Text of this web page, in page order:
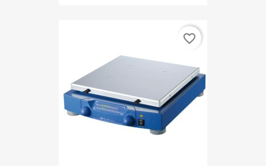
favorite_border